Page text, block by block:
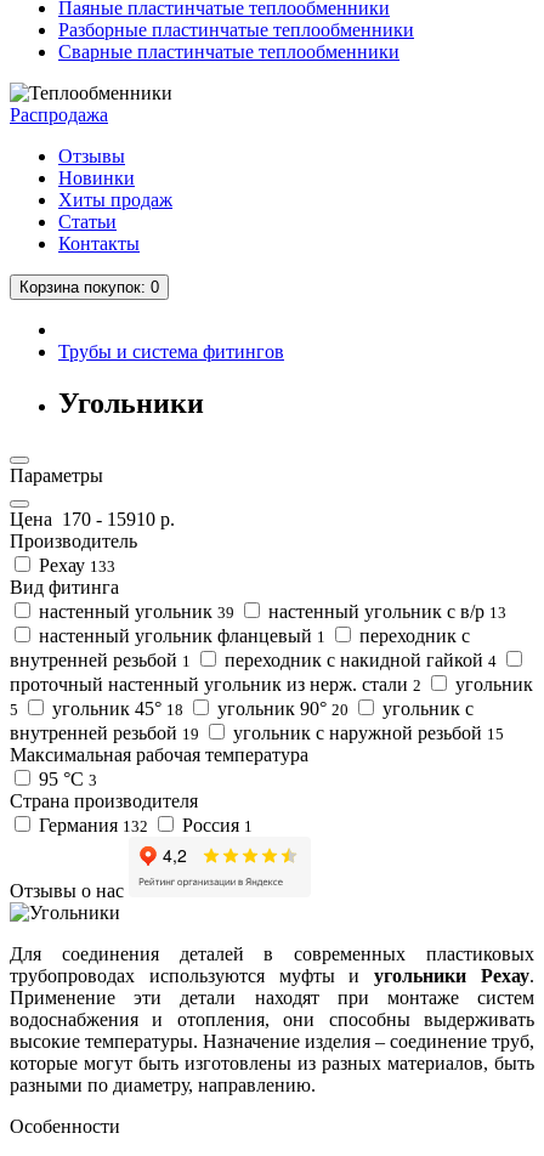
Паяные пластинчатые теплообменники
Разборные пластинчатые теплообменники
Сварные пластинчатые теплообменники
Распродажа
Отзывы
Новинки
Хиты продаж
Статьи
Контакты
Корзина покупок: 0
Трубы и система фитингов
Угольники
Параметры
Цена 170 - 15910 р.
Производитель
Рехау 133
Вид фитинга
настенный угольник 39 настенный угольник с в/р 13
настенный угольник фланцевый 1
переходник с
внутренней резьбой 1 переходник с накидной гайкой 4
проточный настенный угольник из нерж. стали 2 угольник
5 угольник 45° 18 угольник 90° 20
угольник с
внутренней резьбой 19 угольник с наружной резьбой 15
Максимальная рабочая температура
95 °C 3
Страна производителя
Германия 132 Россия 1
Отзывы о нас
Для соединения деталей в современных пластиковых
трубопроводах используются муфты иугольники Рехау.
Применение эти детали находят при монтаже систем
водоснабжения и отопления, они способны выдерживать
высокие температуры. Назначение изделия – соединение труб,
которые могут быть изготовлены из разных материалов, быть
разными по диаметру, направлению.
Особенности